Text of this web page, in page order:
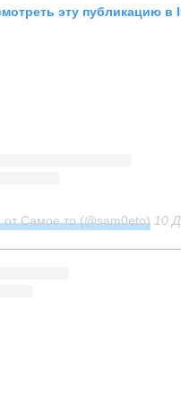
эту публикацию в
от Самое то (@sam0eto) 10